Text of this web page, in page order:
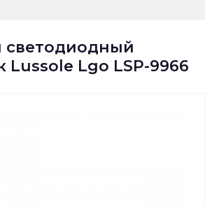
светодиодный
Lussole Lgo LSP-9966